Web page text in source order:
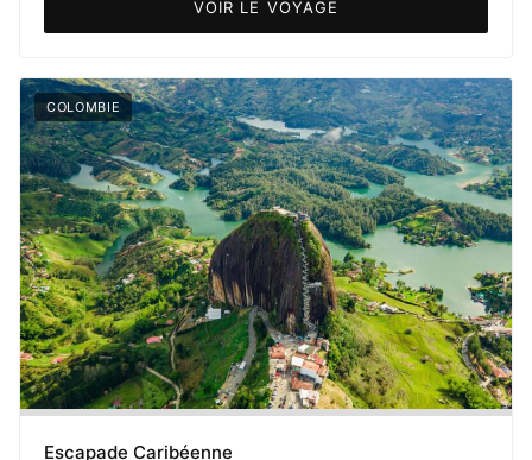
VOIR LE VOYAGE
COLOMBIE
Escapade Caribéenne